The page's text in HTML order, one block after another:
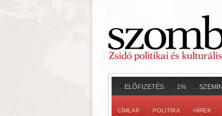
ELŐFIZETÉS 1%
CÍMLAP POLITIKA HÍREK